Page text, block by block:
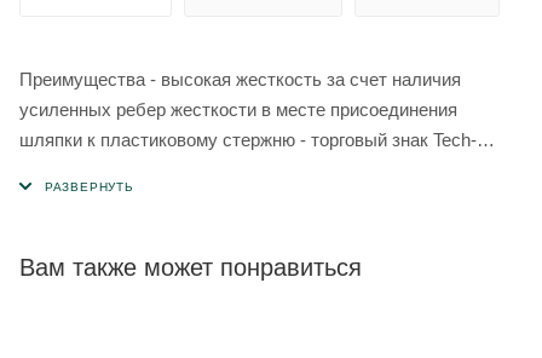
Преимущества - высокая жесткость за счет наличия
усиленных ребер жесткости в месте присоединения
шляпки к пластиковому стержню - торговый знак Tech-
диаметр шляпки 6 см охватывает достаточную площадь
Вам также может понравиться